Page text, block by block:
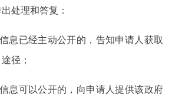
处理和答复：
息已经主动公开的，告知申请人获取
径；
息可以公开的，向申请人提供该政府